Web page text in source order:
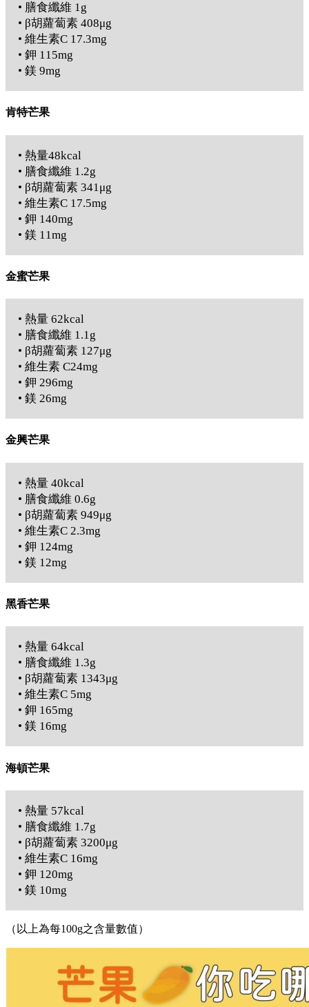
• 膳食纖維 1g
• β胡蘿蔔素 408μg
• 維生素C 17.3mg
• 鉀 115mg
• 鎂 9mg
肯特芒果
• 熱量48kcal
• 膳食纖維 1.2g
• β胡蘿蔔素 341μg
• 維生素C 17.5mg
• 鉀 140mg
• 鎂 11mg
金蜜芒果
• 熱量 62kcal
• 膳食纖維 1.1g
• β胡蘿蔔素 127μg
• 維生素 C24mg
• 鉀 296mg
• 鎂 26mg
金興芒果
• 熱量 40kcal
• 膳食纖維 0.6g
• β胡蘿蔔素 949μg
• 維生素C 2.3mg
• 鉀 124mg
• 鎂 12mg
黑香芒果
• 熱量 64kcal
• 膳食纖維 1.3g
• β胡蘿蔔素 1343μg
• 維生素C 5mg
• 鉀 165mg
• 鎂 16mg
海頓芒果
• 熱量 57kcal
• 膳食纖維 1.7g
• β胡蘿蔔素 3200μg
• 維生素C 16mg
• 鉀 120mg
• 鎂 10mg
（以上為每100g之含量數值）